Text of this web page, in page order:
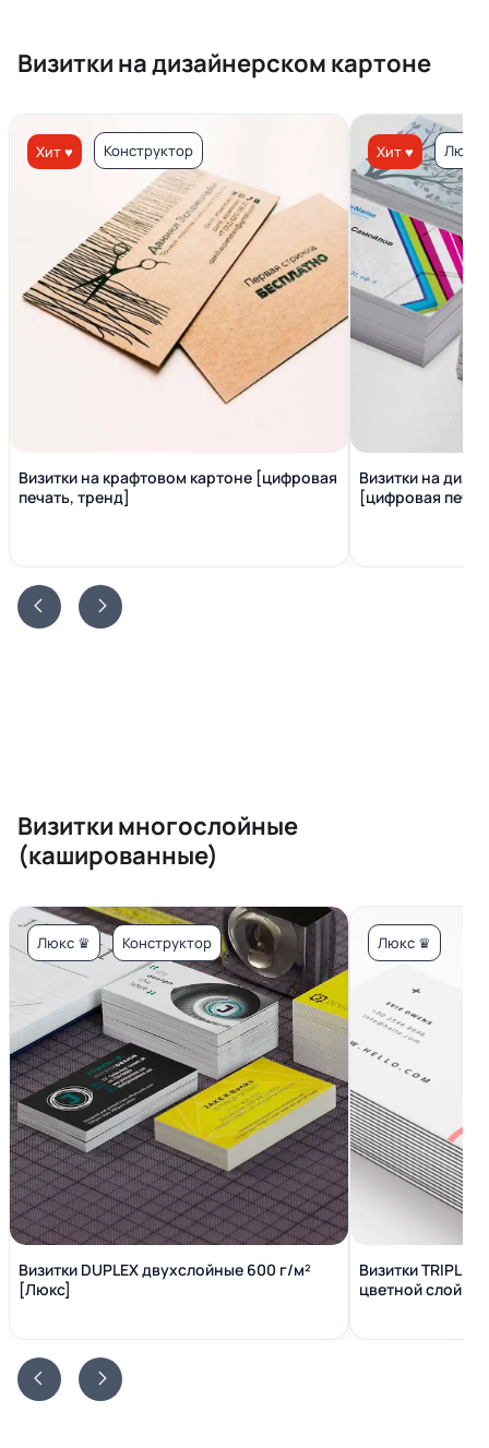
Визитки на дизайнерском картоне
Хит ♥ Конструктор
Визитки на крафтовом картоне [цифровая
печать, тренд]
Хит ♥ Люкс
Визитки на
[цифровая
Визитки многослойные
(кашированные)
Люкс ♛ Конструктор
Визитки DUPLEX двухслойные 600 г/м²
[Люкс]
Люкс ♛
Визитки
цветной слой